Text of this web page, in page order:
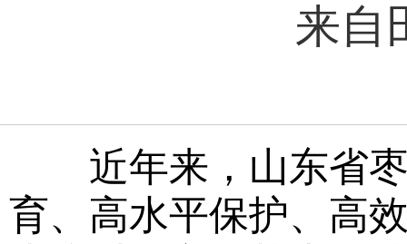
来自
近年来，山东省枣
育、高水平保护、高